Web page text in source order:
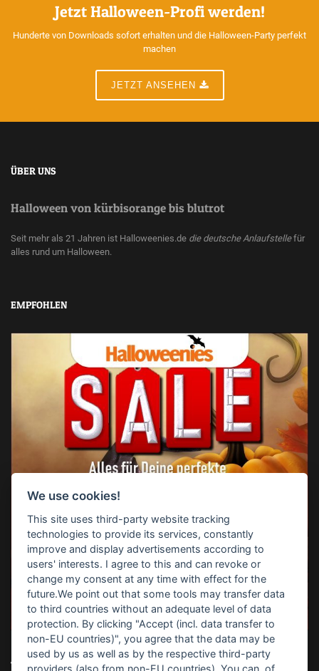
Jetzt Halloween-Profi werden!
Hunderte von Downloads sofort erhalten und die Halloween-Party perfekt
machen
JETZT ANSEHEN
ÜBER UNS
Halloween von kürbisorange bis blutrot
Seit mehr als 21 Jahren ist Halloweenies.de die deutsche Anlaufstellefür
alles rund um Halloween.
EMPFOHLEN
TOP-SUCHBEGRIFFE
We use cookies!
This site uses third-party website tracking
technologies to provide its services, constantly
improve and display advertisements according to
users' interests. I agree to this and can revoke or
change my consent at any time with effect for the
future.We point out that some tools may transfer data
to third countries without an adequate level of data
protection. By clicking "Accept (incl. data transfer to
non-EU countries)", you agree that the data may be
used by us as well as by the respective third-party